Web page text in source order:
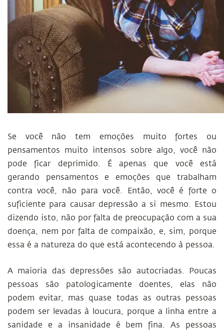
Se você não tem emoções muito fortes ou
pensamentos muito intensos sobre algo, você não
pode ficar deprimido. É apenas que você está
gerando pensamentos e emoções que trabalham
contra você, não para você. Então, você é forte o
suficiente para causar depressão a si mesmo. Estou
dizendo isto, não por falta de preocupação com a sua
doença, nem por falta de compaixão, e, sim, porque
essa é a natureza do que está acontecendo à pessoa.
A maioria das depressões são autocriadas. Poucas
pessoas são patologicamente doentes, elas não
podem evitar, mas quase todas as outras pessoas
podem ser levadas à loucura, porque a linha entre a
sanidade e a insanidade é bem fina. As pessoas